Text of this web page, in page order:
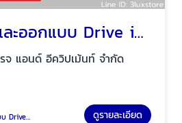
โรงงานผลิตและออกแบบ Drive in pallet rack
จ แอนด์ อีควิปเม้นท์ จำกัด
pallet rack ดูรายละเอียด